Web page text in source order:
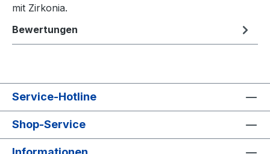
mit Zirkonia.
Bewertungen
Service-Hotline
Shop-Service